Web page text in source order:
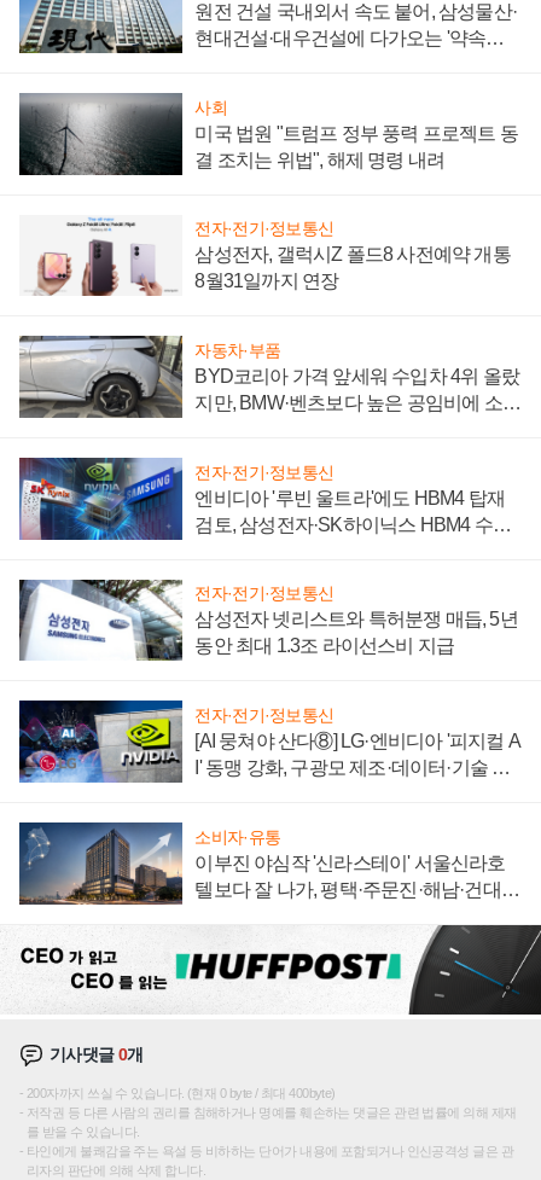
원전 건설 국내외서 속도 붙어, 삼성물산·
현대건설·대우건설에 다가오는 '약속의
사회
미국 법원 "트럼프 정부 풍력 프로젝트 동
결 조치는 위법", 해제 명령 내려
전자·전기·정보통신
삼성전자, 갤럭시Z 폴드8 사전예약 개통
8월31일까지 연장
자동차·부품
BYD코리아 가격 앞세워 수입차 4위 올랐
지만, BMW·벤츠보다 높은 공임비에 소비
전자·전기·정보통신
엔비디아 '루빈 울트라'에도 HBM4 탑재
검토, 삼성전자·SK하이닉스 HBM4 수율
전자·전기·정보통신
삼성전자 넷리스트와 특허분쟁 매듭, 5년
동안 최대 1.3조 라이선스비 지급
전자·전기·정보통신
[AI 뭉쳐야 산다⑧] LG·엔비디아 '피지컬 A
I' 동맹 강화, 구광모 제조·데이터·기술 결
소비자·유통
이부진 야심작 '신라스테이' 서울신라호
텔보다 잘 나가, 평택·주문진·해남·건대로
기사댓글0개
200자까지 쓰실 수 있습니다. (현재 0 byte / 최대 400byte)
저작권 등 다른 사람의 권리를 침해하거나 명예를 훼손하는 댓글은 관련 법률에 의해 제재
를 받을 수 있습니다.
타인에게 불쾌감을 주는 욕설 등 비하하는 단어가 내용에 포함되거나 인신공격성 글은 관
리자의 판단에 의해 삭제 합니다.